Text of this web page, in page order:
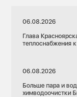
06.08.2026
Глава
теплоснабжения
06.08.2026
Больше пара и
химводоочистки